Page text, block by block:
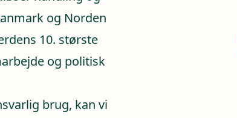
og Norden
10. største
og politisk
brug, kan vi